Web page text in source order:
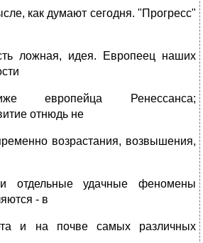
как думают сегодня. "Прогресс"
ложная, идея. Европеец наших
европейца Ренессанса;
отнюдь не
возрастания, возвышения,
отдельные удачные феномены
- в
и на почве самых различных